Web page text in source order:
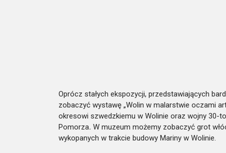
Oprócz stałych ekspozycji, przedstawiających
zobaczyć wystawę „Wolin w malarstwie oczami
okresowi szwedzkiemu w Wolinie oraz wojny 30-
Pomorza. W muzeum możemy zobaczyć grot
wykopanych w trakcie budowy Mariny w Wolinie.